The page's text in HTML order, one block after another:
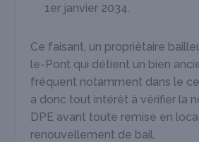
1 er janvier 2034.
Ce faisant, un propriétaire
le-Pont qui détient un bien
fréquent notamment dans le
a donc tout intérêt à vérifier la
DPE avant toute remise en
renouvellement de bail.